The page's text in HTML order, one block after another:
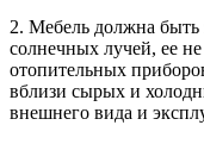
2. Мебель должна
солнечных лучей, ее
отопительных
вблизи сырых и
внешнего вида и